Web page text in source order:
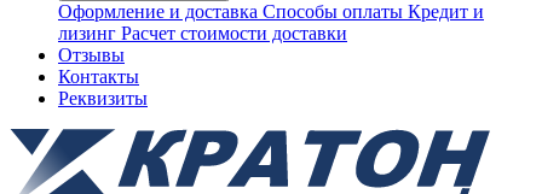
Оформление и доставка Способы оплаты Кредит и
лизинг Расчет стоимости доставки
Отзывы
Контакты
Реквизиты